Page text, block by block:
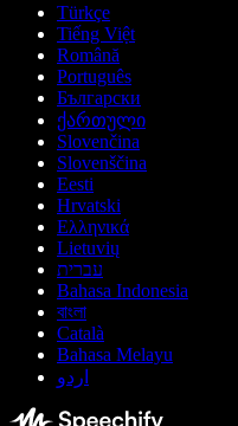
Türkçe
Tiếng Việt
Română
Português
Български
ქართული
Slovenčina
Slovenščina
Eesti
Hrvatski
Ελληνικά
Lietuvių
עברית
Bahasa Indonesia
বাংলা
Català
Bahasa Melayu
اردو